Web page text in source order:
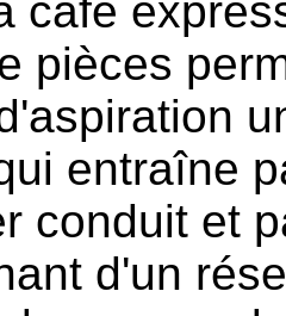
café
pièces
entraîne
conduit et
d'un